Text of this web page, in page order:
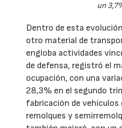
un
Dentro de esta
otro material de
engloba actividades
de defensa, registró el
ocupación, con una
28,3% en el segundo
fabricación de vehículos
remolques y